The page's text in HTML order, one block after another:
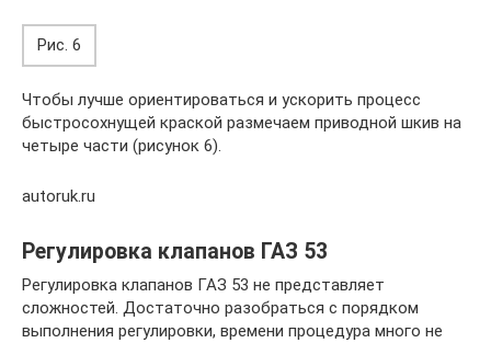
Рис. 6
Чтобы лучше ориентироваться и ускорить процесс
быстросохнущей краской размечаем приводной шкив на
четыре части (рисунок 6).
autoruk.ru
Регулировка клапанов ГАЗ 53
Регулировка клапанов ГАЗ 53 не представляет
сложностей. Достаточно разобраться с порядком
выполнения регулировки, времени процедура много не